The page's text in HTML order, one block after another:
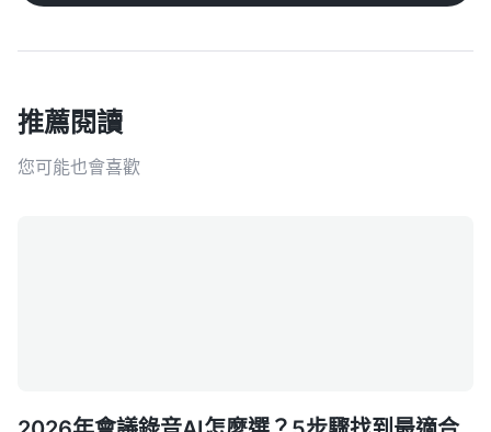
推薦閱讀
您可能也會喜歡